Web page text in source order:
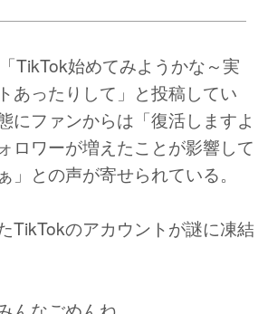
TikTok始めてみようかな～実
あったりして」と投稿してい
にファンからは「復活しますよ
ロワーが増えたことが影響して
」との声が寄せられている。
TikTokのアカウントが謎に凍結
んなごめんね